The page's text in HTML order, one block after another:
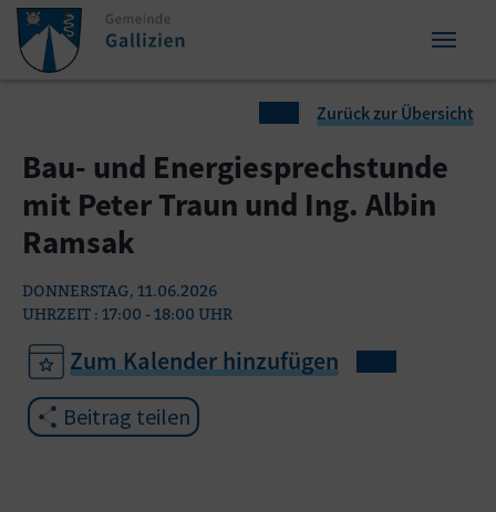
Zum Inhalt springen
Zum Seitenende springen
Zurück zur Übersicht
Bau- und Energiesprechstunde
mit Peter Traun und Ing. Albin
Ramsak
DONNERSTAG, 11.06.2026
UHRZEIT : 17:00 - 18:00 UHR
Zum Kalender hinzufügen
Beitrag teilen